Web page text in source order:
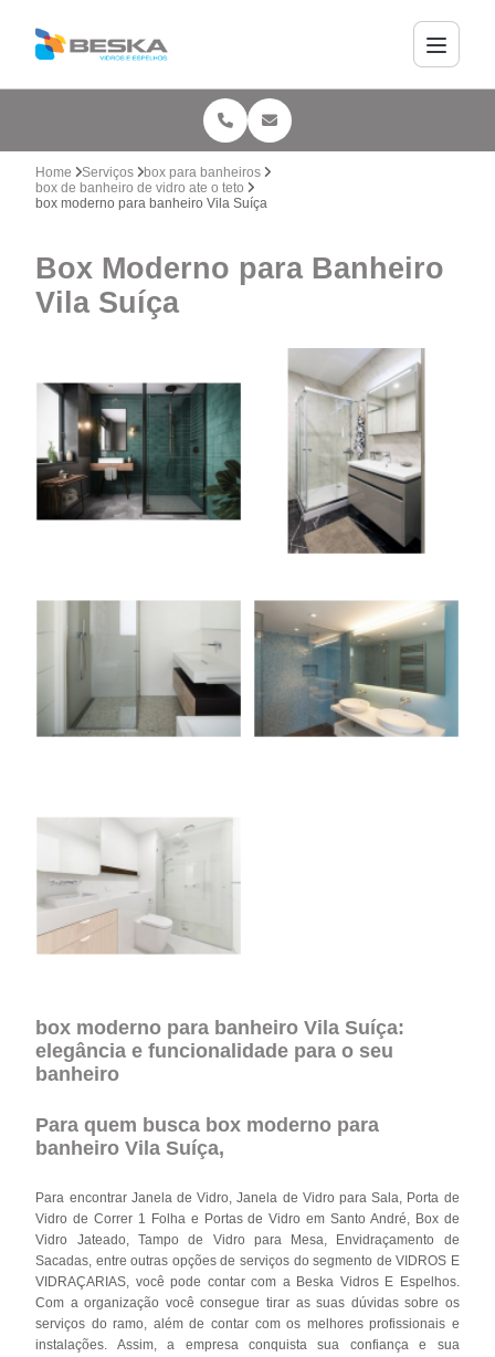
Home Serviços
box para banheiros
box de banheiro de vidro ate o teto
box moderno para banheiro Vila Suíça
Box Moderno para Banheiro
Vila Suíça
box moderno para banheiro Vila Suíça:
elegância e funcionalidade para o seu
banheiro
Para quem busca box moderno para
banheiro Vila Suíça,
Para encontrar Janela de Vidro, Janela de Vidro para Sala, Porta de
Vidro de Correr 1 Folha e Portas de Vidro em Santo André, Box de
Vidro Jateado, Tampo de Vidro para Mesa, Envidraçamento de
Sacadas, entre outras opções de serviços do segmento de VIDROS E
VIDRAÇARIAS, você pode contar com a Beska Vidros E Espelhos.
Com a organização você consegue tirar as suas dúvidas sobre os
serviços do ramo, além de contar com os melhores profissionais e
instalações. Assim, a empresa conquista sua confiança e sua